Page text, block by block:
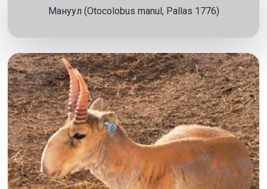
Мануул (Otocolobus manul, Pallas 1776)